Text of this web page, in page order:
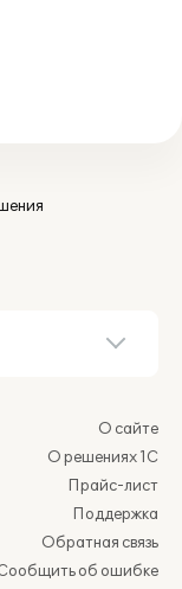
О сайте
О решениях 1С
Прайс-лист
Поддержка
Обратная связь
об ошибке